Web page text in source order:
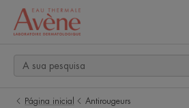
Página inicial Antirougeurs